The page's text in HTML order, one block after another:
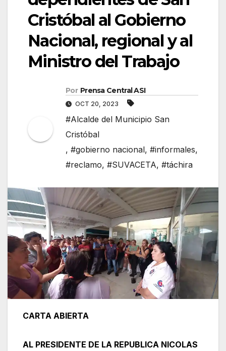
Cristóbal al Gobierno
Nacional, regional y al
Ministro del Trabajo
Por Prensa Central ASI
OCT 20, 2023
#Alcalde del Municipio San
Cristóbal
, #gobierno nacional, #informales,
#reclamo, #SUVACETA, #táchira
CARTA ABIERTA
AL PRESIDENTE DE LA REPUBLICA NICOLAS